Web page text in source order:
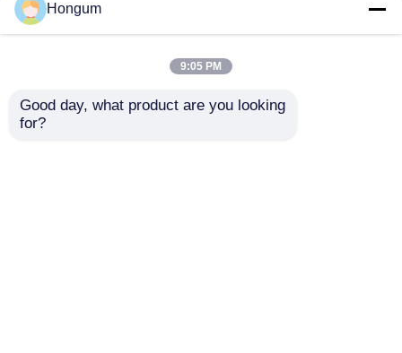
Diafragma untuk Katup
Denyut
Harga terbaik
Valve Diafragma
Ketahanan Penuaan
Harga terbaik
Hongum
9:05 PM
Good day, what product are you looking
for?